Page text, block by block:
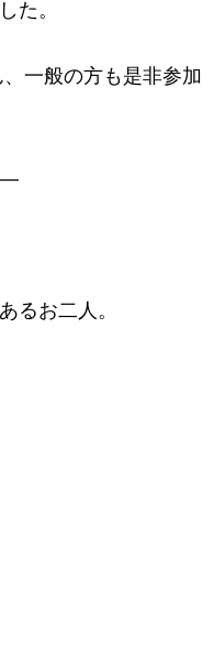
た。
一般の方も是非参加
るお二人。